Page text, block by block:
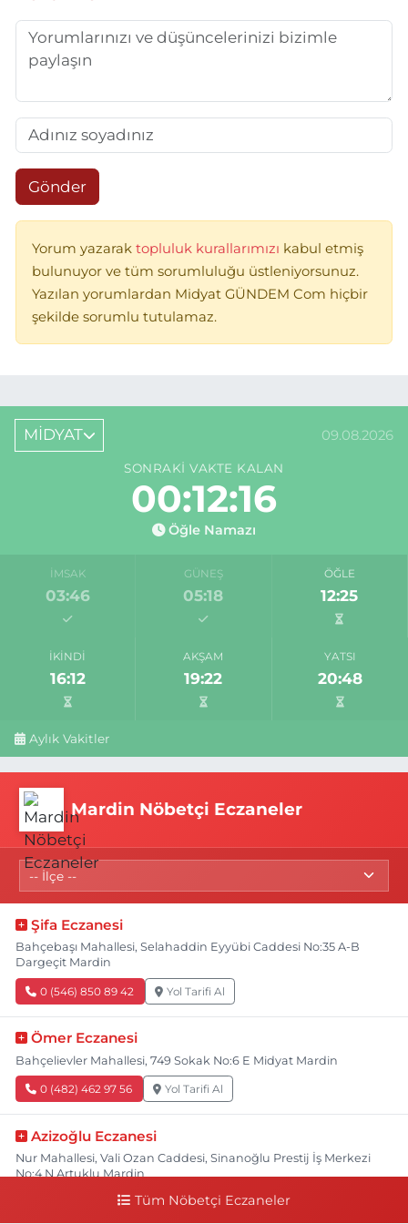
Gönder
Yorum yazarak topluluk kurallarımızı kabul etmiş
bulunuyor ve tüm sorumluluğu üstleniyorsunuz.
Yazılan yorumlardan Midyat GÜNDEM Com hiçbir
şekilde sorumlu tutulamaz.
MİDYAT 09.08.2026
SONRAKI VAKTE KALAN
00:12:16
Öğle Namazı
İMSAK
03:46
GÜNEŞ
05:18
ÖĞLE
12:25
İKINDI
16:12
AKŞAM
19:22
YATSI
20:48
Aylık Vakitler
Mardin Nöbetçi Eczaneler
Şifa Eczanesi
Bahçebaşı Mahallesi, Selahaddin Eyyübi Caddesi No:35 A-B
Dargeçit Mardin
0 (546) 850 89 42 Yol Tarifi Al
Ömer Eczanesi
Bahçelievler Mahallesi, 749 Sokak No:6 E Midyat Mardin
0 (482) 462 97 56 Yol Tarifi Al
Azizoğlu Eczanesi
Nur Mahallesi, Vali Ozan Caddesi, Sinanoğlu Prestij İş Merkezi
No:4 N Artuklu Mardin
0 (482) 502 22 22 Yol Tarifi Al
Tüm Nöbetçi Eczaneler